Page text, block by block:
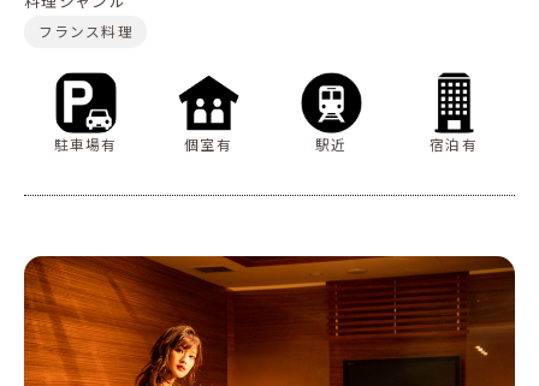
フランス料理
駐車場有 個室有 駅近 宿泊有